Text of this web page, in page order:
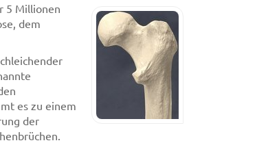
5 Millionen
dem
es zu einem
der